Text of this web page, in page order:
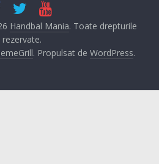
Handbal Mania. Toate drepturile
rezervate.
. Propulsat de WordPress.